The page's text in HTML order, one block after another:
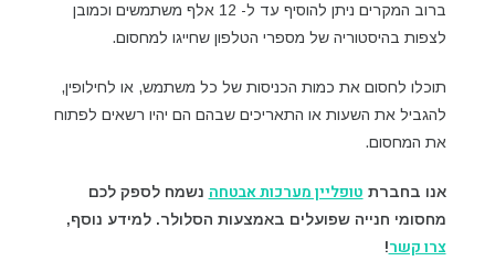
ברוב המקרים ניתן להוסיף עד ל- 12 אלף משתמשים וכמובן
לצפות בהיסטוריה של מספרי הטלפון שחייגו למחסום.
תוכלו לחסום את כמות הכניסות של כל משתמש, או לחילופין,
להגביל את השעות או התאריכים שבהם הם יהיו רשאים לפתוח
את המחסום.
אנו בחברת טופליין מערכות אבטחה נשמח לספק לכם
מחסומי חנייה שפועלים באמצעות הסלולר. למידע נוסף,
צרו קשר!